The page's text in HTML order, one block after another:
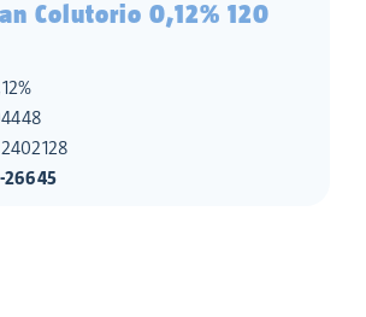
Colutorio 0,12% 120
26645